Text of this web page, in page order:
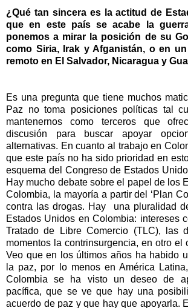
¿Qué tan sincera es la actitud de
que en este país se acabe la
ponemos a mirar la posición de su
como Siria, Irak y Afganistán, o en
remoto en El Salvador, Nicaragua y
Es una pregunta que tiene muchos
Paz no toma posiciones políticas tal
mantenernos como terceros que
discusión para buscar apoyar
alternativas. En cuanto al trabajo en
que este país no ha sido prioridad en
esquema del Congreso de Estados
Hay mucho debate sobre el papel de los
Colombia, la mayoría a partir del ‘Plan
contra las drogas. Hay una pluralidad
Estados Unidos en Colombia: intereses
Tratado de Libre Comercio (TLC), las
momentos la contrinsurgencia, en otro el
Veo que en los últimos años ha habido
la paz, por lo menos en América
Colombia se ha visto un deseo de
pacífica, que se ve que hay una
acuerdo de paz y que hay que apoyarla.